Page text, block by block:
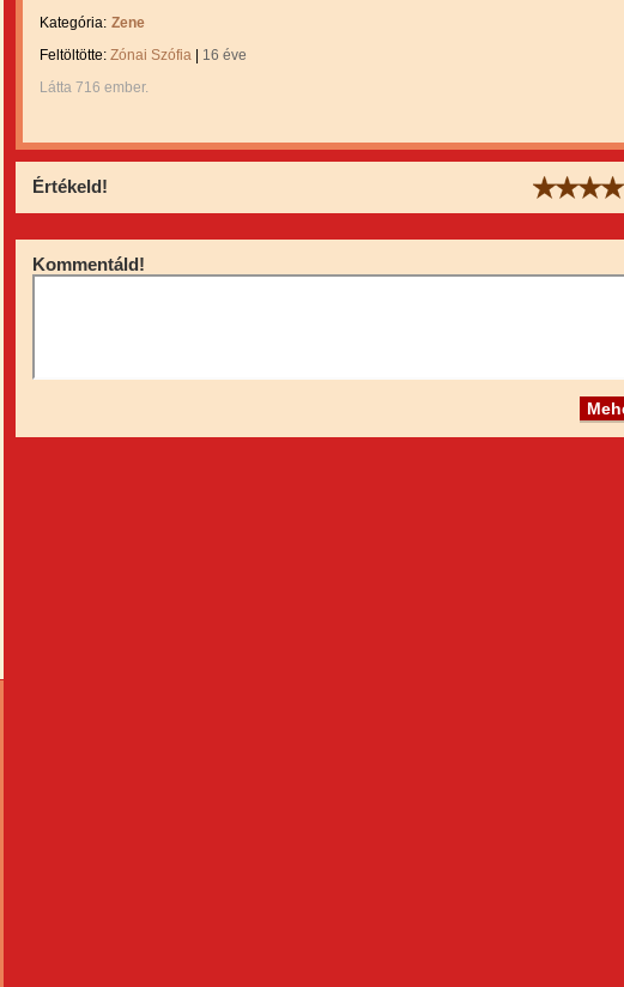
Kategória: Zene
Feltöltötte: Zónai Szófia
16 éve
Látta 716 ember.
Értékeld!
Kommentáld!